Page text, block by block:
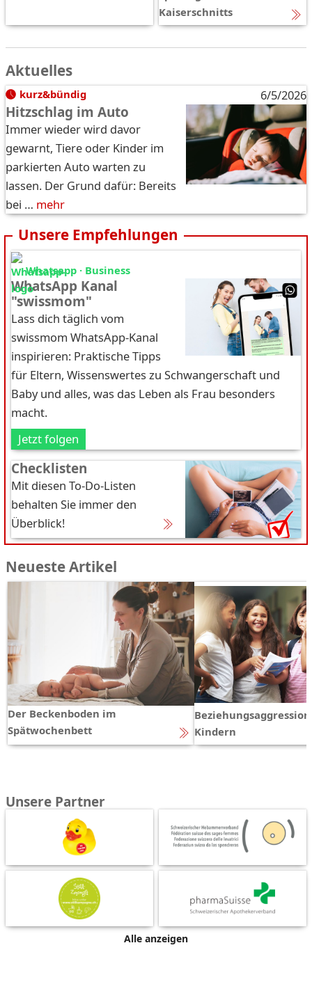
Kaiserschnitts
Aktuelles
kurz&bündig 6/5/2026
Hitzschlag im Auto
Immer wieder wird davor
gewarnt, Tiere oder Kinder im
parkierten Auto warten zu
lassen. Der Grund dafür: Bereits
bei … mehr
Unsere Empfehlungen
Whatsapp · Business
WhatsApp Kanal
"swissmom"
Lass dich täglich vom
swissmom WhatsApp-Kanal
inspirieren: Praktische Tipps
für Eltern, Wissenswertes zu Schwangerschaft und
Baby und alles, was das Leben als Frau besonders
macht.
Jetzt folgen
Checklisten
Mit diesen To-Do-Listen
behalten Sie immer den
Überblick!
Neueste Artikel
Der Beckenboden im
Spätwochenbett
Kindern
Unsere Partner
Alle anzeigen